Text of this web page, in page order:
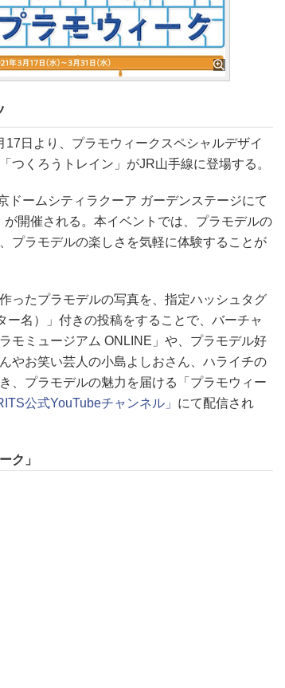
日より、プラモウィークスペシャルデザイ
つくろうトレイン」がJR山手線に登場する。
ームシティラクーア ガーデンステージにて
が開催される。本イベントでは、プラモデルの
プラモデルの楽しさを気軽に体験することが
ったプラモデルの写真を、指定ハッシュタグ
ー名）」付きの投稿をすることで、バーチャ
モミュージアム ONLINE」や、プラモデル好
やお笑い芸人の小島よしおさん、ハライチの
、プラモデルの魅力を届ける「プラモウィー
公式YouTubeチャンネル」 にて配信され
ク」